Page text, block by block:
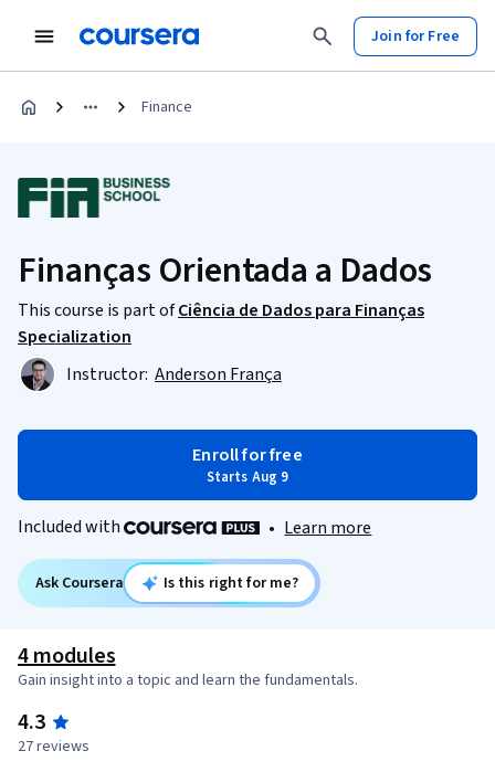
Join for Free
Finance
Finanças Orientada a Dados
This course is part ofCiência de Dados para Finanças
Specialization
Instructor: Anderson França
Enroll for free
Starts Aug 9
Included with • Learn more
Ask Coursera Is this right for me?
4 modules
Gain insight into a topic and learn the fundamentals.
4.3
27 reviews